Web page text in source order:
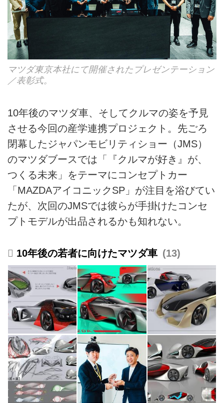
マツダ東京本社にて開催されたプレゼンテーション
／表彰式。
10年後のマツダ車、そしてクルマの姿を予見
させる今回の産学連携プロジェクト。先ごろ
閉幕したジャパンモビリティショー（JMS）
のマツダブースでは「『クルマが好き』が、
つくる未来」をテーマにコンセプトカー
「MAZDAアイコニックSP」が注目を浴びてい
たが、次回のJMSでは彼らが手掛けたコンセ
プトモデルが出品されるかも知れない。
10年後の若者に向けたマツダ車 13